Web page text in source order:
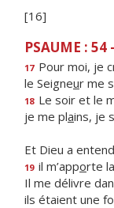
[16]
PSAUME : 54
17 Pour moi, je
le Seigneur me
18 Le soir et le
je me plains, je
Et Dieu a entend
19 il m’apporte
Il me délivre
ils étaient une fo